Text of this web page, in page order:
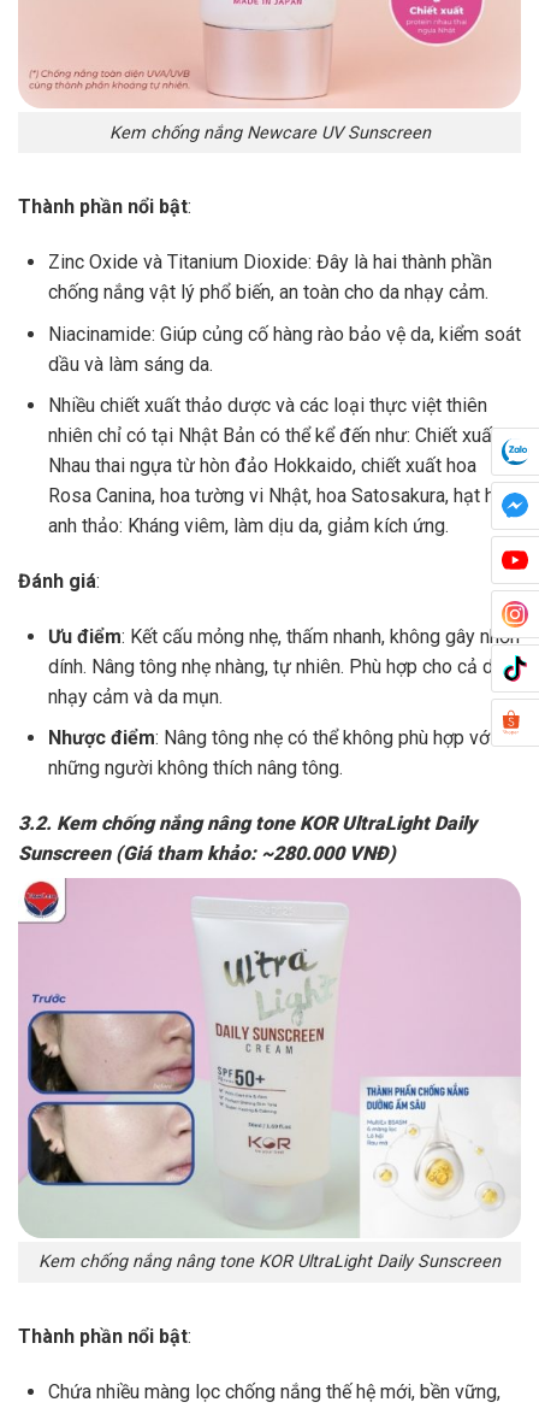
Kem chống nắng Newcare UV Sunscreen
Thành phần nổi bật:
Zinc Oxide và Titanium Dioxide: Đây là hai thành phần
chống nắng vật lý phổ biến, an toàn cho da nhạy cảm.
Niacinamide: Giúp củng cố hàng rào bảo vệ da, kiểm soát
dầu và làm sáng da.
Nhiều chiết xuất thảo dược và các loại thực việt thiên
nhiên chỉ có tại Nhật Bản có thể kể đến như: Chiết xuất
Nhau thai ngựa từ hòn đảo Hokkaido, chiết xuất hoa
Rosa Canina, hoa tường vi Nhật, hoa Satosakura, hạt hoa
anh thảo: Kháng viêm, làm dịu da, giảm kích ứng.
Đánh giá:
Ưu điểm: Kết cấu mỏng nhẹ, thấm nhanh, không gây nhờn
dính. Nâng tông nhẹ nhàng, tự nhiên. Phù hợp cho cả da
nhạy cảm và da mụn.
Nhược điểm: Nâng tông nhẹ có thể không phù hợp với
những người không thích nâng tông.
3.2. Kem chống nắng nâng tone KOR UltraLight Daily
Sunscreen (Giá tham khảo: ~280.000 VNĐ)
Kem chống nắng nâng tone KOR UltraLight Daily Sunscreen
Thành phần nổi bật:
Chứa nhiều màng lọc chống nắng thế hệ mới, bền vững,